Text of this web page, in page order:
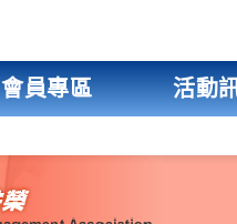
會員專區 活動